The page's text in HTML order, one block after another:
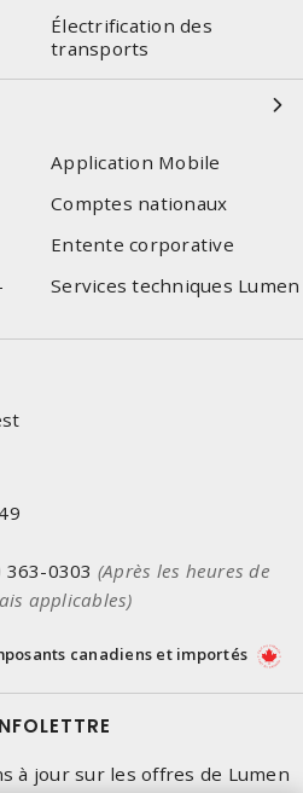
Électrification des
transports
Application Mobile
Comptes nationaux
Entente corporative
Services techniques Lumen
363-0303 (Après les heures de
applicables)
canadiens et importés
à jour sur les offres de Lumen